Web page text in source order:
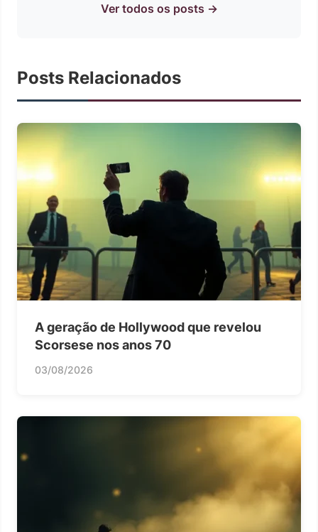
Ver todos os posts →
Posts Relacionados
A geração de Hollywood que revelou
Scorsese nos anos 70
03/08/2026